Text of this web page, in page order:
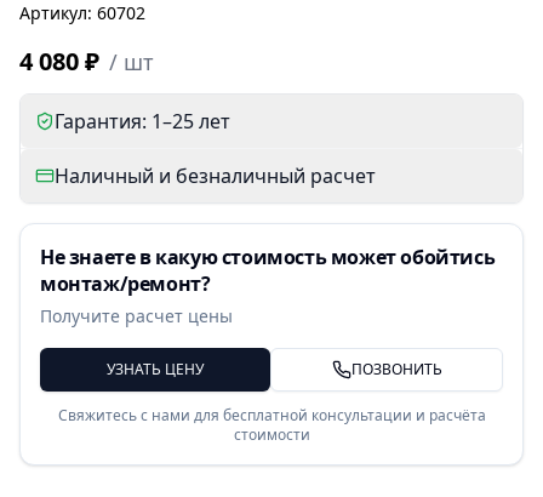
Артикул: 60702
4 080 ₽ / шт
Гарантия: 1–25 лет
Наличный и безналичный расчет
Не знаете в какую стоимость может обойтись
монтаж/ремонт?
Получите расчет цены
УЗНАТЬ ЦЕНУ ПОЗВОНИТЬ
Свяжитесь с нами для бесплатной консультации и расчёта
стоимости